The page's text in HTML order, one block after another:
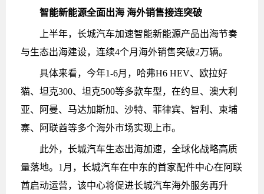
智能新能源全面出海 海外销售接连突破
上半年，长城汽车加速智能新能源产品出海节奏
与生态出海建设，连续4个月海外销售突破2万辆。
具体来看，今年1-6月，哈弗H6 HEV、欧拉好
猫、坦克300、坦克500等多款车型，在约旦、澳大利
亚、阿曼、马达加斯加、沙特、菲律宾、智利、柬埔
寨、阿联酋等多个海外市场实现上市。
此外，长城汽车生态出海加速，全球化战略高质
量落地。1月，长城汽车在中东的首家配件中心在阿联
酋启动运营，该中心将促进长城汽车海外服务再升